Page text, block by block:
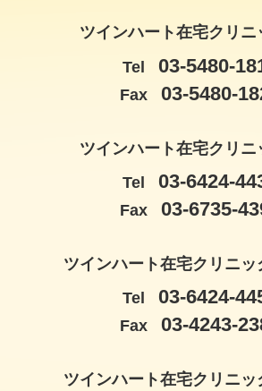
ツインハート在宅クリニ
Tel
03-5480-
Fax 03-5480-
ツインハート在宅クリニ
Tel
03-6424-
Fax 03-6735-
ツインハート在宅クリニッ
Tel
03-6424-
Fax 03-4243-
ツインハート在宅クリニッ